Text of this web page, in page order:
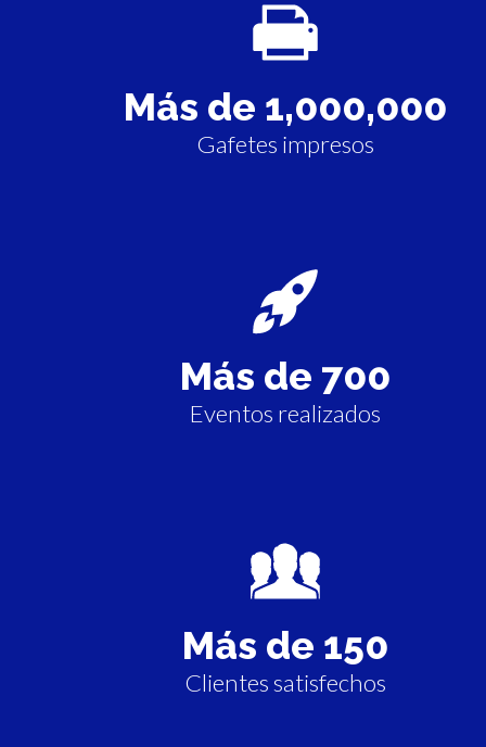
Más de 1,000,000
Gafetes impresos
Más de 700
Eventos realizados
Más de 150
Clientes satisfechos